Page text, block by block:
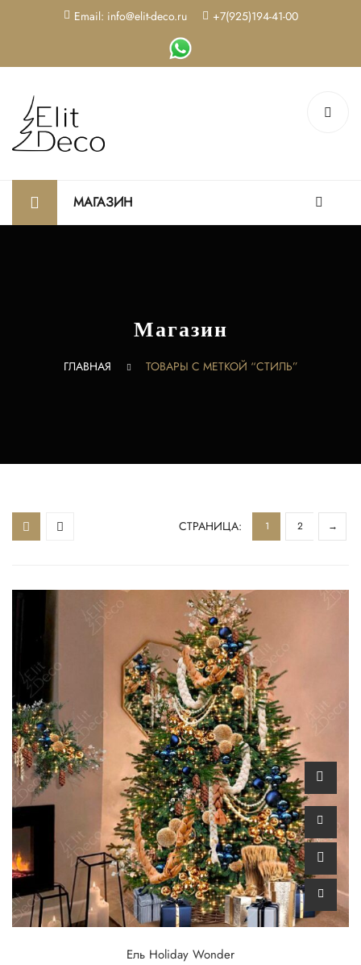
Email: info@elit-deco.ru +7(925)194-41-00
МАГАЗИН
Магазин
ГЛАВНАЯ ТОВАРЫ С МЕТКОЙ “СТИЛЬ”
СТРАНИЦА: 1 2 →
Ель Holiday Wonder